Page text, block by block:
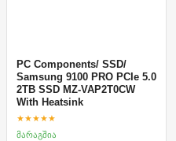
PC Components/ SSD/
Samsung 9100 PRO PCIe 5.0
2TB SSD MZ-VAP2T0CW
With Heatsink
★★★★★
მარაგშია